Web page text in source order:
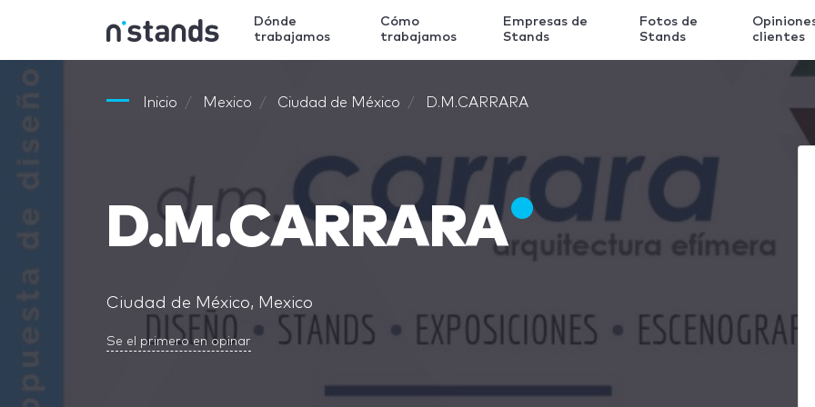
Dónde
trabajamos
Cómo
trabajamos
Empresas de
Stands
Fotos de
Stands
clientes
Inicio Mexico Ciudad de México D.M.CARRARA
D.M.CARRARA
Ciudad de México, Mexico
Se el primero en opinar